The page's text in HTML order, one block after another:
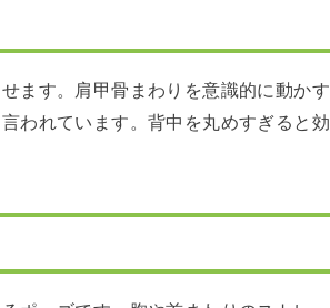
ます。肩甲骨まわりを意識的に動かす
われています。背中を丸めすぎると効